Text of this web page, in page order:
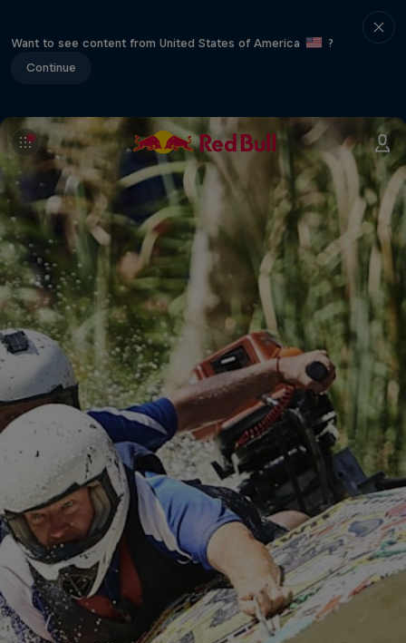
Want to see content from United States of America
?
Continue